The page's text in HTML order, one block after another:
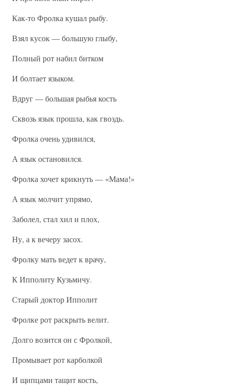
Как-то Фролка кушал рыбу.
Взял кусок — большую глыбу,
Полный рот набил битком
И болтает языком.
Вдруг — большая рыбья кость
Сквозь язык прошла, как гвоздь.
Фролка очень удивился,
А язык остановился.
Фролка хочет крикнуть — «Мама!»
А язык молчит упрямо,
Заболел, стал хил и плох,
Ну, а к вечеру засох.
Фролку мать ведет к врачу,
К Ипполиту Кузьмичу.
Старый доктор Ипполит
Фролке рот раскрыть велит.
Долго возится он с Фролкой,
Промывает рот карболкой
И щипцами тащит кость,